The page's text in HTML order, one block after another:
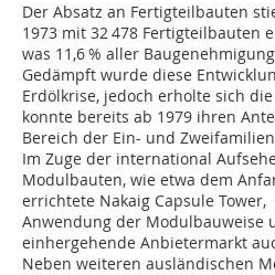
Der Absatz an Fertigteilbauten
1973 mit 32 478 Fertigteilbauten
was 11,6 % aller
Gedämpft wurde diese
Erdölkrise, jedoch erholte sich
konnte bereits ab 1979 ihren
Bereich der Ein- und
Im Zuge der international
Modulbauten, wie etwa dem
errichtete Nakaig Capsule
Anwendung der Modulbauweise
einhergehende Anbietermarkt
Neben weiteren ausländischen